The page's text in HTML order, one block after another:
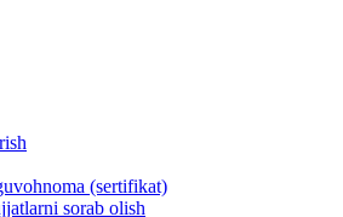
(sertifikat)
sorab olish